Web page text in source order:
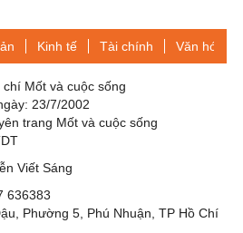
Kinh tế Tài chính Văn hóa-
Mốt và cuộc sống
23/7/2002
trang Mốt và cuộc sống
Viết Sáng
636383
Phường 5, Phú Nhuận, TP Hồ Chí